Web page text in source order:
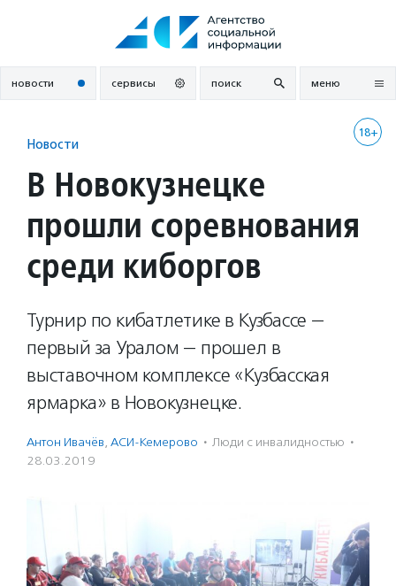
новости сервисы поиск меню
18+
Новости
В Новокузнецке
прошли соревнования
среди киборгов
Турнир по кибатлетике в Кузбассе —
первый за Уралом — прошел в
выставочном комплексе «Кузбасская
ярмарка» в Новокузнецке.
Антон Ивачёв, АСИ-Кемерово · Люди с инвалидностью ·
28.03.2019